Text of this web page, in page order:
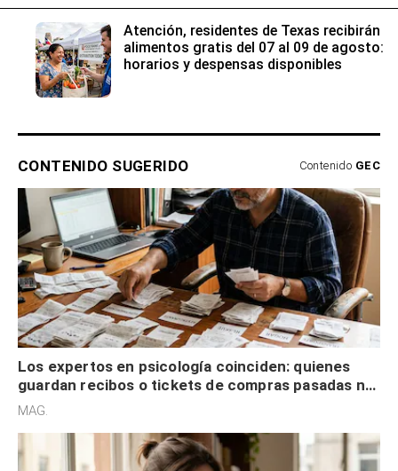
Atención, residentes de Texas recibirán
alimentos gratis del 07 al 09 de agosto:
horarios y despensas disponibles
CONTENIDO SUGERIDO Contenido GEC
Los expertos en psicología coinciden: quienes
guardan recibos o tickets de compras pasadas no
son acumuladores, sino que tienen necesidad de
MAG.